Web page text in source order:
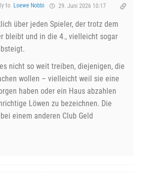
to Loewe Nobbi 29. Juni 2026 10:17
über jeden Spieler, der trotz dem
bleibt und in die 4., vielleicht sogar
nicht so weit treiben, diejenigen, die
wollen – vielleicht weil sie eine
haben oder ein Haus abzahlen
Löwen zu bezeichnen. Die
einem anderen Club Geld